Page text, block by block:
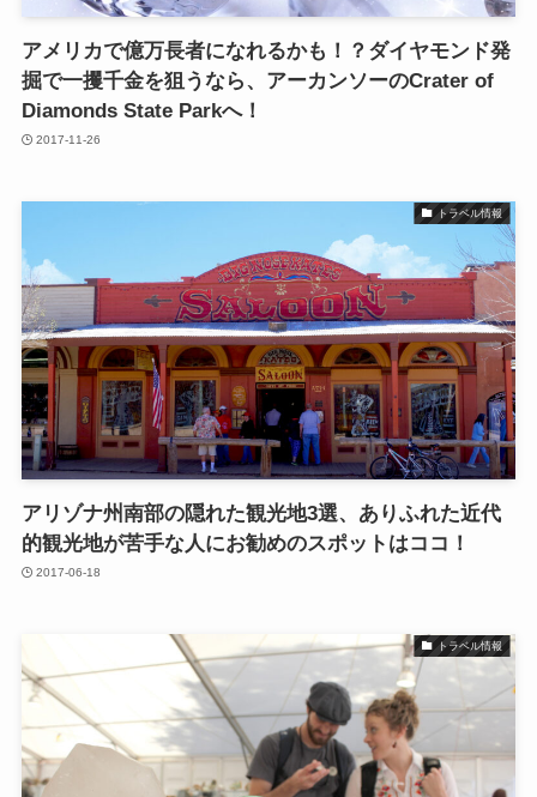
アメリカで億万長者になれるかも！？ダイヤモンド発
掘で一攫千金を狙うなら、アーカンソーのCrater of
Diamonds State Parkへ！
2017-11-26
トラベル情報
アリゾナ州南部の隠れた観光地3選、ありふれた近代
的観光地が苦手な人にお勧めのスポットはココ！
2017-06-18
トラベル情報